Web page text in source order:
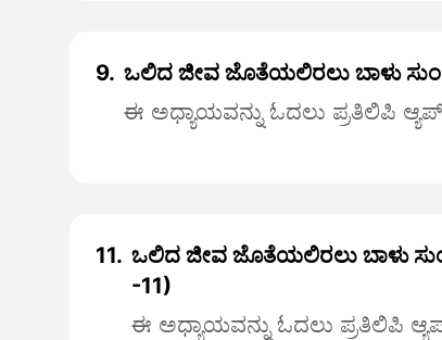
9. ಒಲಿದ ಜೀವ ಜೊತೆಯಲಿರಲು ಬಾಳು
ಈ ಅಧ್ಯಾಯವನ್ನು ಓದಲು ಪ್ರತಿಲಿಪಿ
11. ಒಲಿದ ಜೀವ ಜೊತೆಯಲಿರಲು ಬಾಳು
-11)
ಈ ಅಧ್ಯಾಯವನ್ನು ಓದಲು ಪ್ರತಿಲಿಪಿ